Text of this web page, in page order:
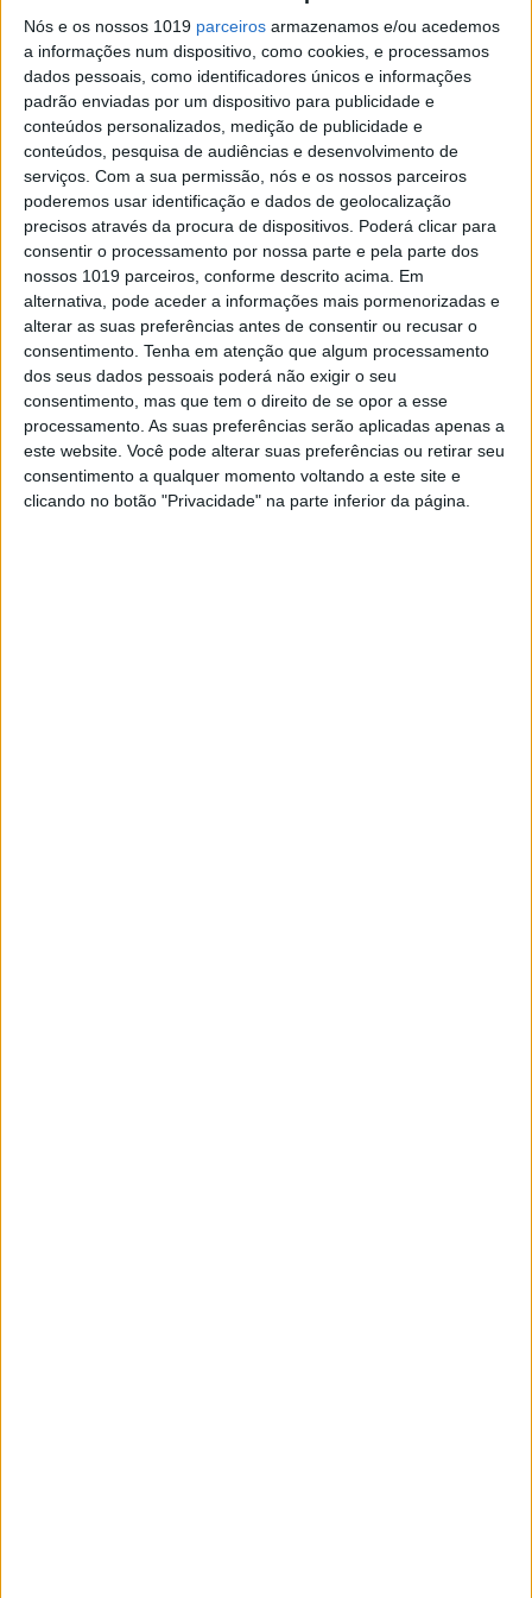
Nós e os nossos 1019 parceiros armazenamos e/ou acedemos
a informações num dispositivo, como cookies, e processamos
dados pessoais, como identificadores únicos e informações
padrão enviadas por um dispositivo para publicidade e
conteúdos personalizados, medição de publicidade e
conteúdos, pesquisa de audiências e desenvolvimento de
serviços. Com a sua permissão, nós e os nossos parceiros
poderemos usar identificação e dados de geolocalização
precisos através da procura de dispositivos. Poderá clicar para
consentir o processamento por nossa parte e pela parte dos
nossos 1019 parceiros, conforme descrito acima. Em
alternativa, pode aceder a informações mais pormenorizadas e
alterar as suas preferências antes de consentir ou recusar o
consentimento. Tenha em atenção que algum processamento
dos seus dados pessoais poderá não exigir o seu
consentimento, mas que tem o direito de se opor a esse
processamento. As suas preferências serão aplicadas apenas a
este website. Você pode alterar suas preferências ou retirar seu
consentimento a qualquer momento voltando a este site e
clicando no botão "Privacidade" na parte inferior da página.
Quarenta anos depois de Taxi Driver ter sido
filmado, estreia-se uma cópia restaurada da obra
icónica de Martin Scorsese, com memoráveis
interpretações. Para ver no Espaço Nimas, em
Lisboa, até 5 de outubro, e no Teatro Rivoli, no
Porto, no dia 4 de outubro
CULTURA